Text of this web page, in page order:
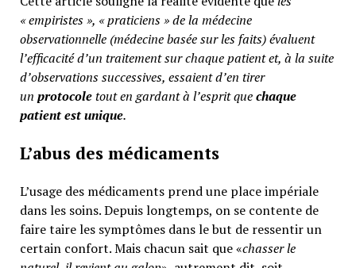
« empiristes », « praticiens » de la médecine
observationnelle (médecine basée sur les faits) évaluent
l’efficacité d’un traitement sur chaque patient et, à la suite
d’observations successives, essaient d’en tirer
un protocoletout en gardant à l’esprit quechaque
patient est unique.
L’abus des médicaments
L’usage des médicaments prend une place impériale
dans les soins. Depuis longtemps, on se contente de
faire taire les symptômes dans le but de ressentir un
certain confort. Mais chacun sait que «chasser le